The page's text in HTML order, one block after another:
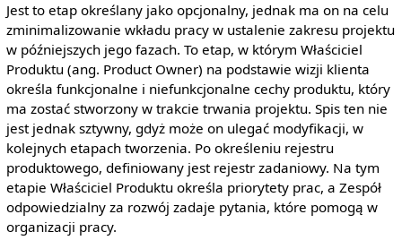
Jest to etap określany jako opcjonalny, jednak ma on na celu
zminimalizowanie wkładu pracy w ustalenie zakresu projektu
w późniejszych jego fazach. To etap, w którym Właściciel
Produktu (ang. Product Owner) na podstawie wizji klienta
określa funkcjonalne i niefunkcjonalne cechy produktu, który
ma zostać stworzony w trakcie trwania projektu. Spis ten nie
jest jednak sztywny, gdyż może on ulegać modyfikacji, w
kolejnych etapach tworzenia. Po określeniu rejestru
produktowego, definiowany jest rejestr zadaniowy. Na tym
etapie Właściciel Produktu określa priorytety prac, a Zespół
odpowiedzialny za rozwój zadaje pytania, które pomogą w
organizacji pracy.